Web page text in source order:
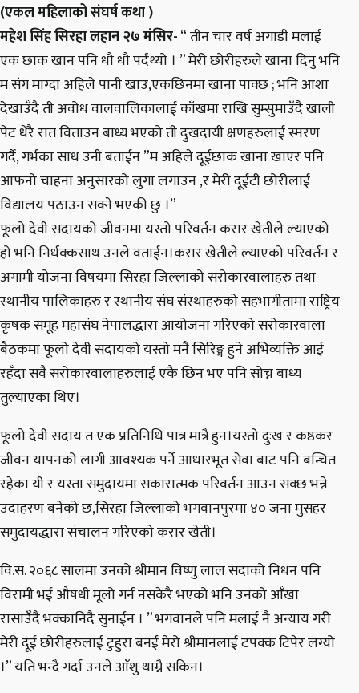
(एकल महिलाको संघर्ष कथा )
महेश सिंह सिरहा लहान २७ मंसिर-“ तीन चार वर्ष अगाडी मलाई
एक छाक खान पनि धौ धौ पर्दथ्यो । ” मेरी छोरीहरुले खाना दिनु भनि
म संग माग्दा अहिले पानी खाउ,एकछिनमा खाना पाक्छ ; भनि आशा
देखाउँदै ती अवोध वालवालिकालाई काँखमा राखि सुम्सुमाउँदै खाली
पेट धेरै रात विताउन बाध्य भएको ती दुखदायी क्षणहरुलाई स्मरण
गर्दै, गर्भका साथ उनी बताईन ”म अहिले दूईछाक खाना खाएर पनि
आफनो चाहना अनुसारको लुगा लगाउन ,र मेरी दूईटी छोरीलाई
विद्यालय पठाउन सक्ने भएकी छु ।”
फूलो देवी सदायको जीवनमा यस्तो परिवर्तन करार खेतीले ल्याएको
हो भनि निर्धक्कसाथ उनले वताईन।करार खेतीले ल्याएको परिवर्तन र
अगामी योजना विषयमा सिरहा जिल्लाको सरोकारवालाहरु तथा
स्थानीय पालिकाहरु र स्थानीय संघ संस्थाहरुको सहभागीतामा राष्ट्रिय
कृषक समूह महासंघ नेपालद्धारा आयोजना गरिएको सरोकारवाला
बैठकमा फूलो देवी सदायको यस्तो मनै सिरिङ्ग हुने अभिव्यक्ति आई
रहँदा सवै सरोकारवालाहरुलाई एकै छिन भए पनि सोच्न बाध्य
तुल्याएका थिए।
फूलो देवी सदाय त एक प्रतिनिधि पात्र मात्रै हुन।यस्तो दुःख र कष्ठकर
जीवन यापनको लागी आवश्यक पर्ने आधारभूत सेवा बाट पनि बन्चित
रहेका यी र यस्ता समुदायमा सकारात्मक परिवर्तन आउन सक्छ भन्ने
उदाहरण बनेको छ,सिरहा जिल्लाको भगवानपुरमा ४० जना मुसहर
समुदायद्धारा संचालन गरिएको करार खेती।
वि.स. २०६८ सालमा उनको श्रीमान विष्णु लाल सदाको निधन पनि
विरामी भई औषधी मूलो गर्न नसकेरै भएको भनि उनको आँखा
रासाउँदै भक्कानिदै सुनाईन । ” भगवानले पनि मलाई नै अन्याय गरी
मेरी दूई छोरीहरुलाई टुहुरा बनई मेरो श्रीमानलाई टपक्क टिपेर लग्यो
।” यति भन्दै गर्दा उनले आँशु थाम्नै सकिन।